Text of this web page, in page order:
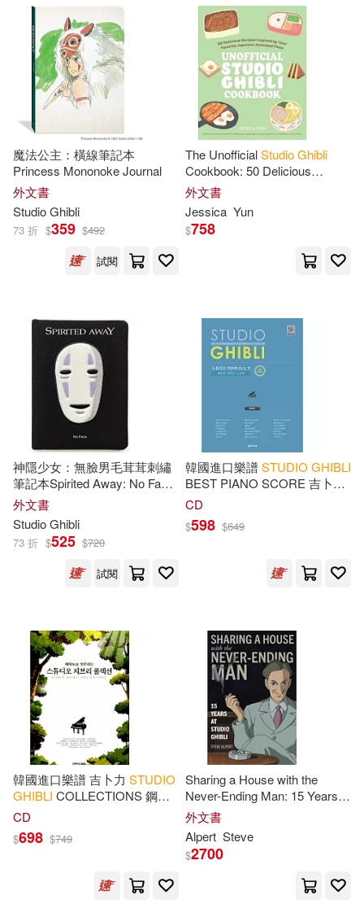
魔法公主：橫線筆記本
Princess Mononoke Journal
外文書
StudioGhibli
73 折 $359 $492
試閱
The UnofficialStudioGhibli
Cookbook: 50 Delicious
Recipes Inspired by Your
Favorite Japanese Animated
Films
外文書
Jessica Yun
$758
神隱少女：無臉男毛茸茸刺繡
筆記本Spirited Away: No Face
Plush Journal
外文書
StudioGhibli
73 折 $525 $720
試閱
韓國進口樂譜STUDIO GHIBLI
BEST PIANO SCORE 吉卜力
工作室簡易鋼琴譜 (韓國進口
CD
$598 $649
韓國進口樂譜 吉卜力 STUDIO
GHIBLI COLLECTIONS 鋼琴
譜 (韓國進口版)
CD
$698 $749
Sharing a House with the
Never-Ending Man: 15 Years at
Studio
外文書
Alpert Steve
$2700